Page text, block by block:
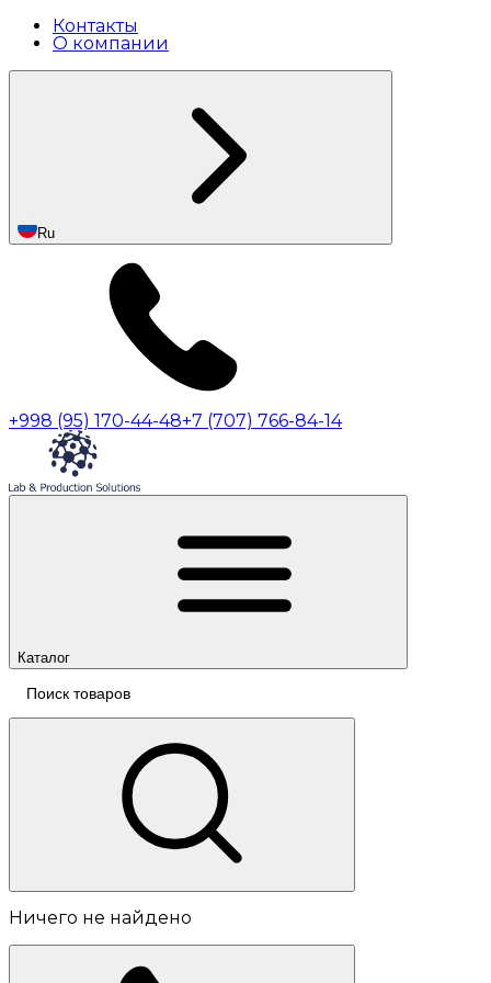
Контакты
О компании
Ru
+998 (95) 170-44-48+7 (707) 766-84-14
Каталог
Ничего не найдено